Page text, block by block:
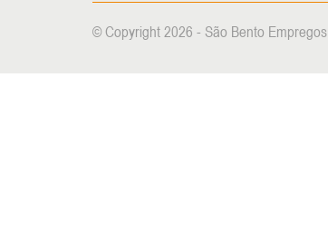
© Copyright 2026 - São Bento Empregos